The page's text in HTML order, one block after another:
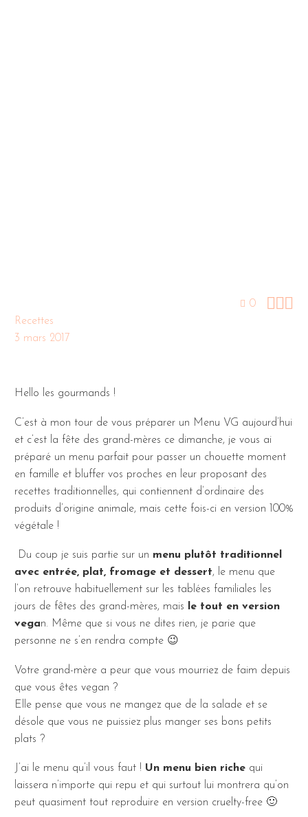
0 
Recettes
3 mars 2017
Hello les gourmands !
C’est à mon tour de vous préparer un Menu VG aujourd’hui
et c’est la fête des grand-mères ce dimanche, je vous ai
préparé un menu parfait pour passer un chouette moment
en famille et bluffer vos proches en leur proposant des
recettes traditionnelles, qui contiennent d’ordinaire des
produits d’origine animale, mais cette fois-ci en version 100%
végétale !
Du coup je suis partie sur un menu plutôt traditionnel
avec entrée, plat, fromage et dessert, le menu que
l’on retrouve habituellement sur les tablées familiales les
jours de fêtes des grand-mères, mais
le tout en version
vegan. Même que si vous ne dites rien, je parie que
personne ne s’en rendra compte 😉
Votre grand-mère a peur que vous mourriez de faim depuis
que vous êtes vegan ?
Elle pense que vous ne mangez que de la salade et se
désole que vous ne puissiez plus manger ses bons petits
plats ?
J’ai le menu qu’il vous faut ! Un menu bien riche qui
laissera n’importe qui repu et qui surtout lui montrera qu’on
peut quasiment tout reproduire en version cruelty-free 🙂